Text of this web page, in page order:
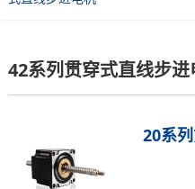
42系列贯穿式直线步进
20系